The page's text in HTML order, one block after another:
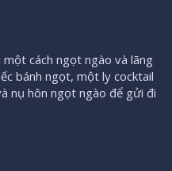
cách ngọt ngào và lãng
bánh ngọt, một ly cocktail
nụ hôn ngọt ngào để gửi đi